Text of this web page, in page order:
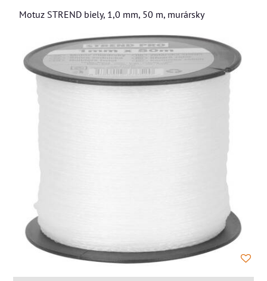
Motuz STREND biely, 1,0 mm, 50 m, murársky